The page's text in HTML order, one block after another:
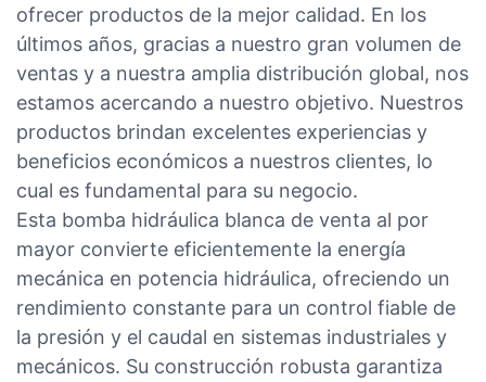
ofrecer productos de la mejor calidad. En los
últimos años, gracias a nuestro gran volumen de
ventas y a nuestra amplia distribución global, nos
estamos acercando a nuestro objetivo. Nuestros
productos brindan excelentes experiencias y
beneficios económicos a nuestros clientes, lo
cual es fundamental para su negocio.
Esta bomba hidráulica blanca de venta al por
mayor convierte eficientemente la energía
mecánica en potencia hidráulica, ofreciendo un
rendimiento constante para un control fiable de
la presión y el caudal en sistemas industriales y
mecánicos. Su construcción robusta garantiza